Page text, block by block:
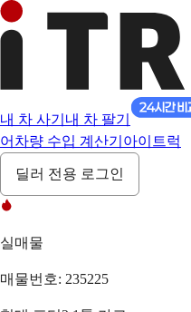
내 차 사기 내 차 팔기
어 차량 수입 계산기 아이트럭
딜러 전용 로그인
실매물
매물번호: 235225